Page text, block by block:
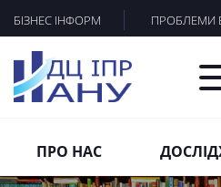
БІЗНЕС ІНФОРМ ПРОБЛЕМИ
ПРО НАС